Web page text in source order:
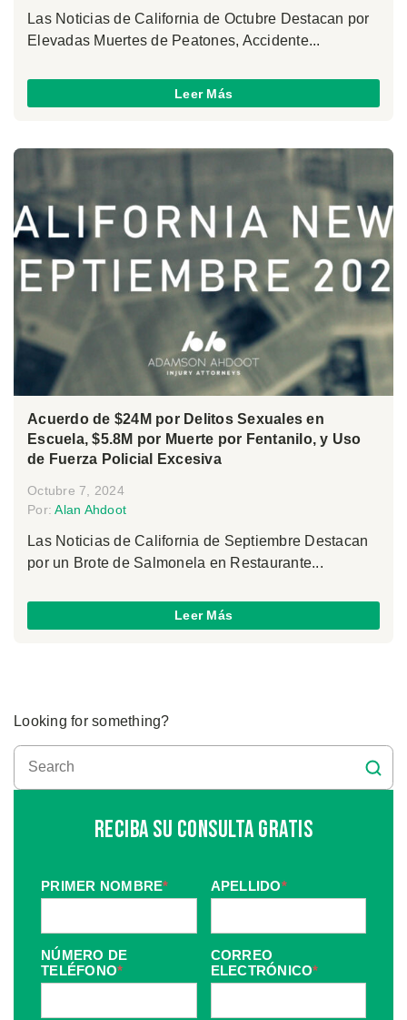
Las Noticias de California de Octubre Destacan por
Elevadas Muertes de Peatones, Accidente...
Leer Más
Acuerdo de $24M por Delitos Sexuales en
Escuela, $5.8M por Muerte por Fentanilo, y Uso
de Fuerza Policial Excesiva
Octubre 7, 2024
Por:Alan Ahdoot
Las Noticias de California de Septiembre Destacan
por un Brote de Salmonela en Restaurante...
Leer Más
Looking for something?
Reciba Su Consulta Gratis
PRIMER NOMBRE* APELLIDO*
NÚMERO DE
TELÉFONO*
CORREO
ELECTRÓNICO*